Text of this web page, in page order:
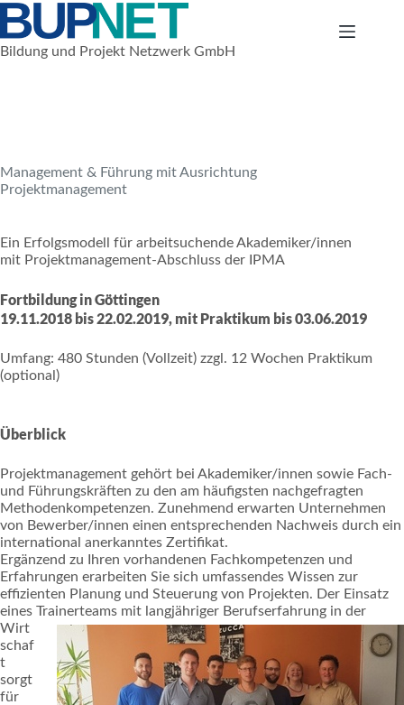
Zum
Inhalt
springen
Bildung und Projekt Netzwerk GmbH
Management & Führung mit Ausrichtung
Projektmanagement
Ein Erfolgsmodell für arbeitsuchende Akademiker/innen
mit Projektmanagement-Abschluss der IPMA
Fortbildung in Göttingen
19.11.2018 bis 22.02.2019, mit Praktikum bis 03.06.2019
Umfang: 480 Stunden (Vollzeit) zzgl. 12 Wochen Praktikum
(optional)
Überblick
Projektmanagement gehört bei Akademiker/innen sowie Fach-
und Führungskräften zu den am häufigsten nachgefragten
Methodenkompetenzen. Zunehmend erwarten Unternehmen
von Bewerber/innen einen entsprechenden Nachweis durch ein
international anerkanntes Zertifikat.
Ergänzend zu Ihren vorhandenen Fachkompetenzen und
Erfahrungen erarbeiten Sie sich umfassendes Wissen zur
effizienten Planung und Steuerung von Projekten. Der Einsatz
eines Trainerteams mit langjähriger Berufserfahrung in der
Wirt
schaf
t
sorgt
für